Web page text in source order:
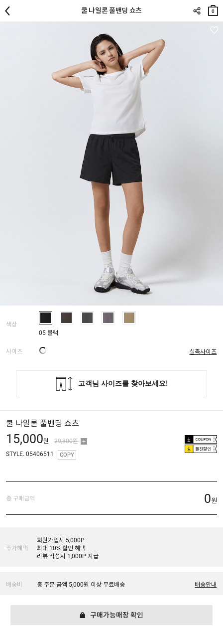
쿨 나일론 풀밴딩 쇼츠
장바
구니
0
색상
05 블랙
사이즈 실측사이즈
쿨 나일론 풀밴딩 쇼츠
15,000원 29,800원
플친할인
STYLE. 05406511 COPY
총 구매금액 0원
추가혜택
회원가입시 5,000P
최대 10% 할인 혜택
리뷰 작성시 1,000P 지급
배송비 총 주문 금액 5,000원 이상 무료배송 배송안내
구매가능매장 확인